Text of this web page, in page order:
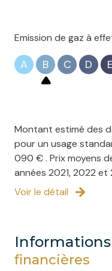
Emission de gaz à
A B C D E
Montant estimé des
pour un usage
090 € . Prix moyens
années 2021, 2022
Voir le détail
informations
financières